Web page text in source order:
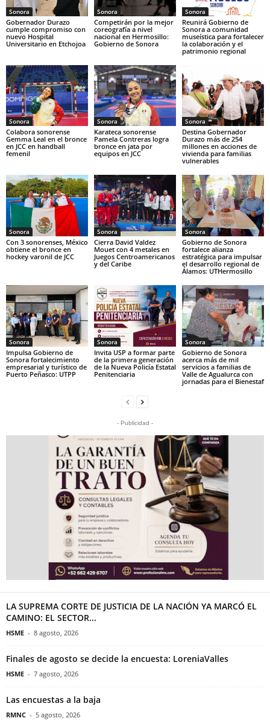
Sonora
Gobernador Durazo
cumple compromiso con
nuevo Hospital
Universitario en Etchojoa
Sonora
Competirán por la mejor
coreografía a nivel
nacional en Hermosillo:
Gobierno de Sonora
Sonora
Reunirá Gobierno de
Sonora a comunidad
museística para fortalecer
la colaboración y el
patrimonio regional
Sonora
Colabora sonorense
Gemma Leal en el bronce
en JCC en handball
femenil
Sonora
Karateca sonorense
Pamela Contreras logra
bronce en jata por
equipos en JCC
Sonora
Destina Gobernador
Durazo más de 254
millones en acciones de
vivienda para familias
vulnerables
Sonora
Con 3 sonorenses, México
obtiene el bronce en
hockey varonil de JCC
Sonora
Cierra David Valdez
Mouet con 4 metales en
Juegos Centroamericanos
y del Caribe
Sonora
Gobierno de Sonora
fortalece alianza
estratégica para impulsar
el desarrollo regional de
Álamos: UTHermosillo
Sonora
Impulsa Gobierno de
Sonora fortalecimiento
empresarial y turístico de
Puerto Peñasco: UTPP
Sonora
Invita USP a formar parte
de la primera generación
de la Nueva Policía Estatal
Penitenciaria
Sonora
Gobierno de Sonora
acerca más de mil
servicios a familias de
Valle de Agualurca con
jornadas para el Bienestaf
- Publicidad -
LA SUPREMA CORTE DE JUSTICIA DE LA NACIÓN YA MARCÓ EL
CAMINO: EL SECTOR...
HSME - 8 agosto, 2026
Finales de agosto se decide la encuesta: LoreniaValles
HSME - 7 agosto, 2026
Las encuestas a la baja
RMNC - 5 agosto, 2026